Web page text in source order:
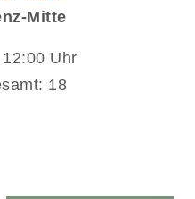
Mitte
Uhr
18